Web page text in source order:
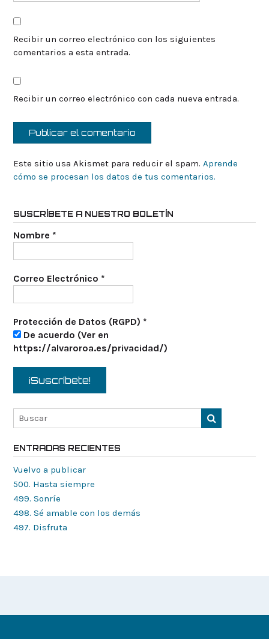
Recibir un correo electrónico con los siguientes
comentarios a esta entrada.
Recibir un correo electrónico con cada nueva entrada.
Este sitio usa Akismet para reducir el spam. Aprende
cómo se procesan los datos de tus comentarios.
SUSCRÍBETE A NUESTRO BOLETÍN
Nombre *
Correo Electrónico *
Protección de Datos (RGPD) *
De acuerdo (Ver en
https://alvaroroa.es/privacidad/)
ENTRADAS RECIENTES
Vuelvo a publicar
500. Hasta siempre
499. Sonríe
498. Sé amable con los demás
497. Disfruta